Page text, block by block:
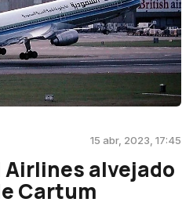
15 abr, 2023, 17:45
Airlines alvejado
Cartum